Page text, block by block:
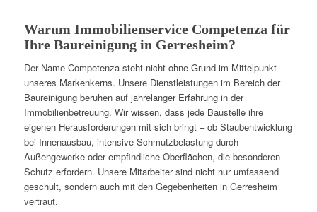
Warum Immobilienservice Competenza für
Ihre Baureinigung in Gerresheim?
Der Name Competenza steht nicht ohne Grund im Mittelpunkt
unseres Markenkerns. Unsere Dienstleistungen im Bereich der
Baureinigung beruhen auf jahrelanger Erfahrung in der
Immobilienbetreuung. Wir wissen, dass jede Baustelle ihre
eigenen Herausforderungen mit sich bringt – ob Staubentwicklung
bei Innenausbau, intensive Schmutzbelastung durch
Außengewerke oder empfindliche Oberflächen, die besonderen
Schutz erfordern. Unsere Mitarbeiter sind nicht nur umfassend
geschult, sondern auch mit den Gegebenheiten in Gerresheim
vertraut.